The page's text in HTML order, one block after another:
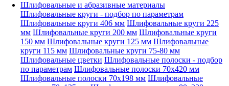
Шлифовальные и абразивные материалы
Шлифовальные круги - подбор по параметрам
Шлифовальные круги 406 мм Шлифовальные круги 225
мм Шлифовальные круги 200 мм Шлифовальные круги
150 мм Шлифовальные круги 125 мм Шлифовальные
круги 115 мм Шлифовальные круги 75-80 мм
Шлифовальные цветки Шлифовальные полоски - подбор
по параметрам Шлифовальные полоски 70x420 мм
Шлифовальные полоски 70x198 мм Шлифовальные